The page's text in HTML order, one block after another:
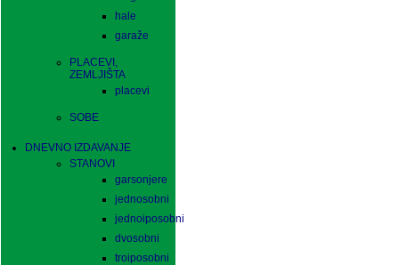
hale
garaže
PLACEVI,
ZEMLJIŠTA
placevi
SOBE
DNEVNO IZDAVANJE
STANOVI
garsonjere
jednosobni
jednoiposobni
dvosobni
troiposobni